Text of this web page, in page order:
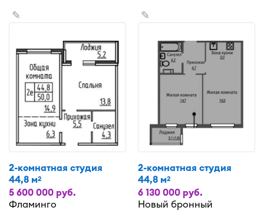
✎
2-комнатная студия
44,8 м2
5 600 000 руб.
Фламинго
✎
2-комнатная студия
44,8 м2
6 130 000 руб.
Новый бронный